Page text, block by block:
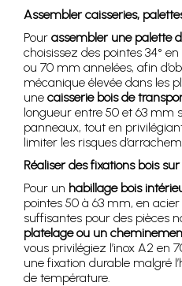
Assembler caisseries,
Pour assembler une palette
choisissez des pointes 34°
ou 70 mm annelées, afin
mécanique élevée dans les
une caisserie bois de
longueur entre 50 et 63 mm
panneaux, tout en
limiter les risques
Réaliser des fixations bois
Pour un habillage bois
pointes 50 à 63 mm, en
suffisantes pour des pièces
platelage ou un
vous privilégiez l’inox A2 en
une fixation durable malgré
de température.